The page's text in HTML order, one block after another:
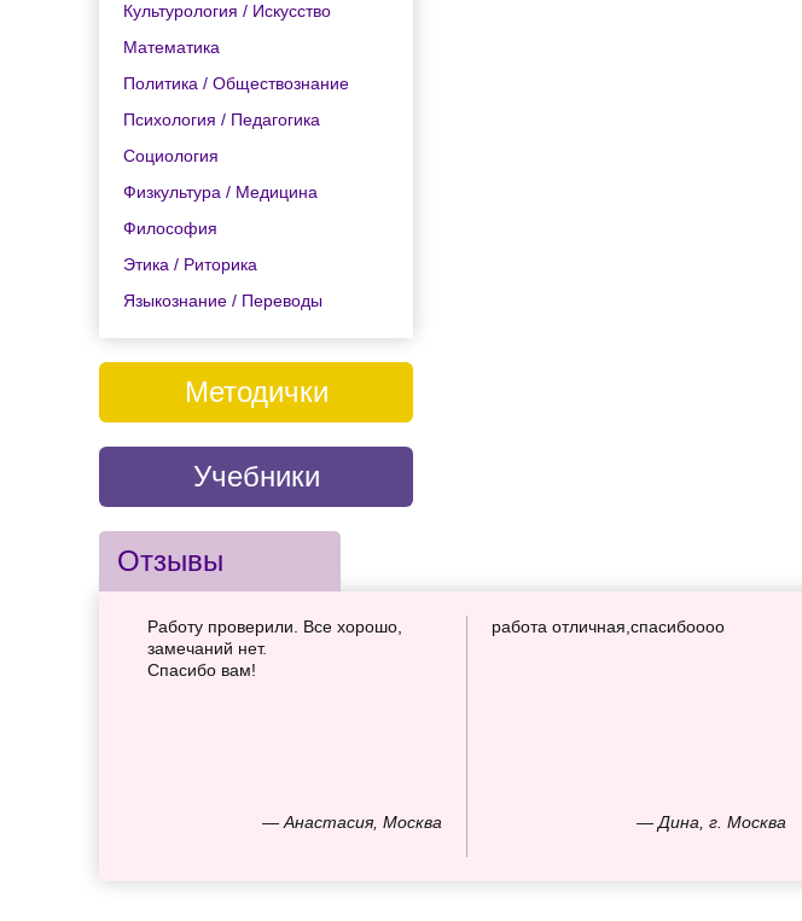
Культурология / Искусство
Математика
Политика / Обществознание
Психология / Педагогика
Социология
Физкультура / Медицина
Философия
Этика / Риторика
Языкознание / Переводы
Методички
Учебники
Отзывы
— Анастасия, Москва
Работу проверили. Все хорошо,
замечаний нет.
Спасибо вам!
— Дина, г. Москва
работа отличная,спасибоооо